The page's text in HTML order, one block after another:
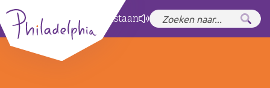
Zet hoog contrastaan